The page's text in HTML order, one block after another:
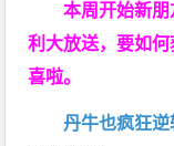
本周开始新
利大放送，要如
喜啦。
丹牛也疯狂逆